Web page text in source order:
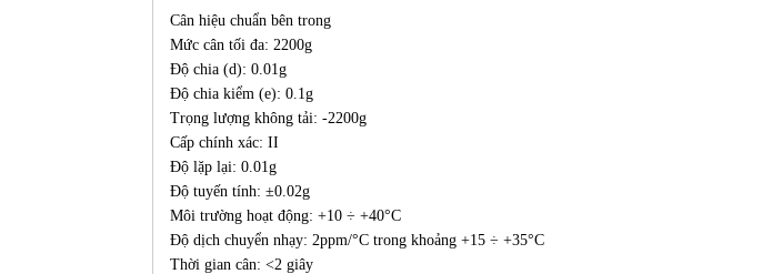
Cân hiệu chuẩn bên trong
Mức cân tối đa: 2200g
Độ chia (d): 0.01g
Độ chia kiểm (e): 0.1g
Trọng lượng không tải: -2200g
Cấp chính xác: II
Độ lặp lại: 0.01g
Độ tuyến tính: ±0.02g
Môi trường hoạt động: +10 ÷ +40°C
Độ dịch chuyển nhạy: 2ppm/°C trong khoảng +15 ÷ +35°C
Thời gian cân: <2 giây